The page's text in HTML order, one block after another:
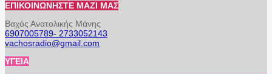
ΕΠΙΚΟΙΝΩΝΉΣΤΕ ΜΑΖΊ ΜΑΣ
Βαχός Ανατολικής Μάνης
6907005789- 2733052143
vachosradio@gmail.com
ΥΓΕΊΑ